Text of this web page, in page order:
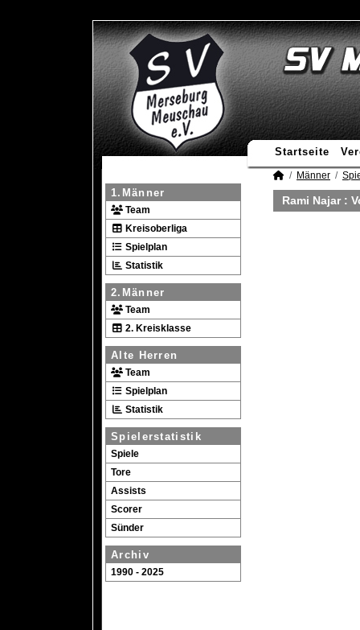
Startseite
1.Männer
Team
Kreisoberliga
Spielplan
Statistik
2.Männer
Team
2. Kreisklasse
Alte Herren
Team
Spielplan
Statistik
Spielerstatistik
Spiele
Tore
Assists
Scorer
Sünder
Archiv
1990 - 2025
Männer
Rami Najar :